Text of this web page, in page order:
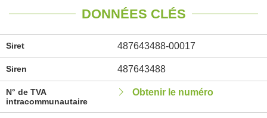
DONNÉES CLÉS
Siret 487643488-00017
Siren 487643488
N° de TVA
intracommunautaire
Obtenir le numéro